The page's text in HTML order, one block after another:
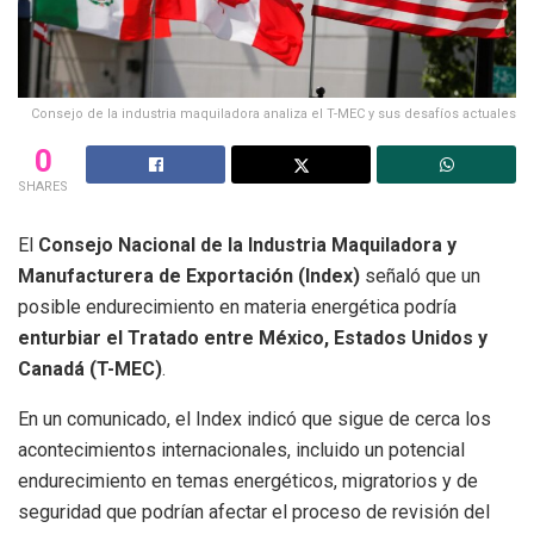
Consejo de la industria maquiladora analiza el T-MEC y sus desafíos actuales
0
SHARES
El Consejo Nacional de la Industria Maquiladora y
Manufacturera de Exportación (Index) señaló que un
posible endurecimiento en materia energética podría
enturbiar el Tratado entre México, Estados Unidos y
Canadá (T-MEC).
En un comunicado, el Index indicó que sigue de cerca los
acontecimientos internacionales, incluido un potencial
endurecimiento en temas energéticos, migratorios y de
seguridad que podrían afectar el proceso de revisión del